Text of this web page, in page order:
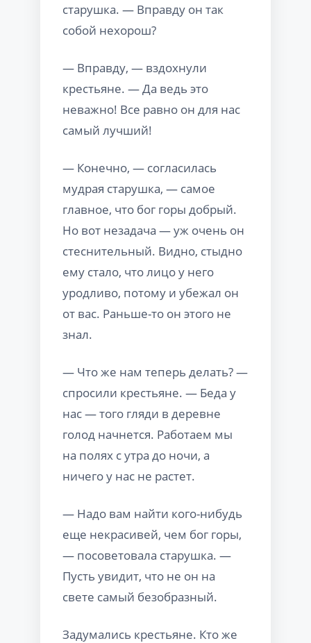
старушка. — Вправду он так
собой нехорош?
— Вправду, — вздохнули
крестьяне. — Да ведь это
неважно! Все равно он для нас
самый лучший!
— Конечно, — согласилась
мудрая старушка, — самое
главное, что бог горы добрый.
Но вот незадача — уж очень он
стеснительный. Видно, стыдно
ему стало, что лицо у него
уродливо, потому и убежал он
от вас. Раньше-то он этого не
знал.
— Что же нам теперь делать? —
спросили крестьяне. — Беда у
нас — того гляди в деревне
голод начнется. Работаем мы
на полях с утра до ночи, а
ничего у нас не растет.
— Надо вам найти кого-нибудь
еще некрасивей, чем бог горы,
— посоветовала старушка. —
Пусть увидит, что не он на
свете самый безобразный.
Задумались крестьяне. Кто же